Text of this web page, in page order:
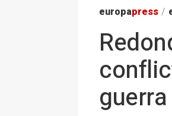
europapress /
guerra